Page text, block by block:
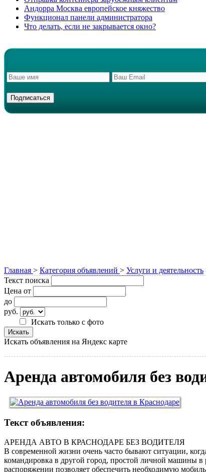
Андорра Москва европейское княжество
Функционал панели администратора
Что делать, если не закрывается окно?
Главная > Категория объявлений > Услуги и деятельность
Текст поиска
Цена от
до
руб.
Искать только с фото
Искать объявления на Яндекс карте
Аренда автомобиля без
Текст объявления:
АРЕНДА АВТО В КРАСНОДАРЕ БЕЗ ВОДИТЕЛЯ
В современной жизни очень часто бывают ситуации,
командировка в другой город, простой личной машины в
распоряжении позволяет обеспечить необходимую